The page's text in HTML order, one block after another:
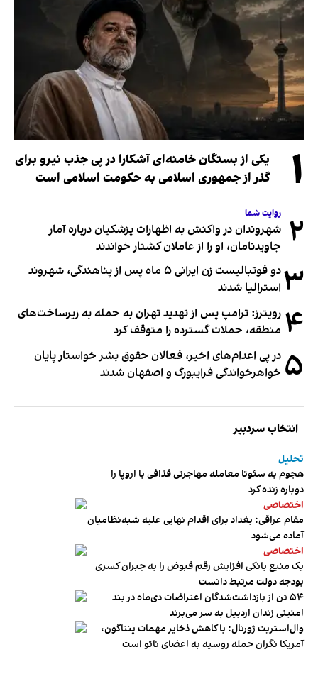
۱
یکی از بستگان خامنه‌ای آشکارا در پی جذب نیرو برای
گذر از جمهوری اسلامی به حکومت اسلامی است
۲ روایت شما
شهروندان در واکنش به اظهارات پزشکیان درباره آمار
جاویدنامان، او را از عاملان کشتار خواندند
۳
دو فوتبالیست زن ایرانی ۵ ماه پس از پناهندگی، شهروند
استرالیا شدند
۴ رویترز: ترامپ پس از تهدید تهران به حمله به زیرساخت‌های
منطقه، حملات گسترده را متوقف کرد
۵ در پی اعدام‌های اخیر، فعالان حقوق بشر خواستار پایان
خواهرخواندگی فرایبورگ و اصفهان شدند
انتخاب سردبیر
تحلیل
هجوم به سئوتا معامله مهاجرتی قذافی با اروپا را
دوباره زنده کرد
اختصاصی
مقام عراقی: بغداد برای اقدام نهایی علیه شبه‌نظامیان
آماده می‌شود
اختصاصی
یک منبع بانکی افزایش رقم قبوض را به جبران کسری
بودجه دولت مرتبط دانست
۵۴ تن از بازداشت‌شدگان اعتراضات دی‌ماه در بند
امنیتی زندان اردبیل به سر می‌برند
وال‌استریت ژورنال: با کاهش ذخایر مهمات پنتاگون،
آمریکا نگران حمله روسیه به اعضای ناتو‌ است